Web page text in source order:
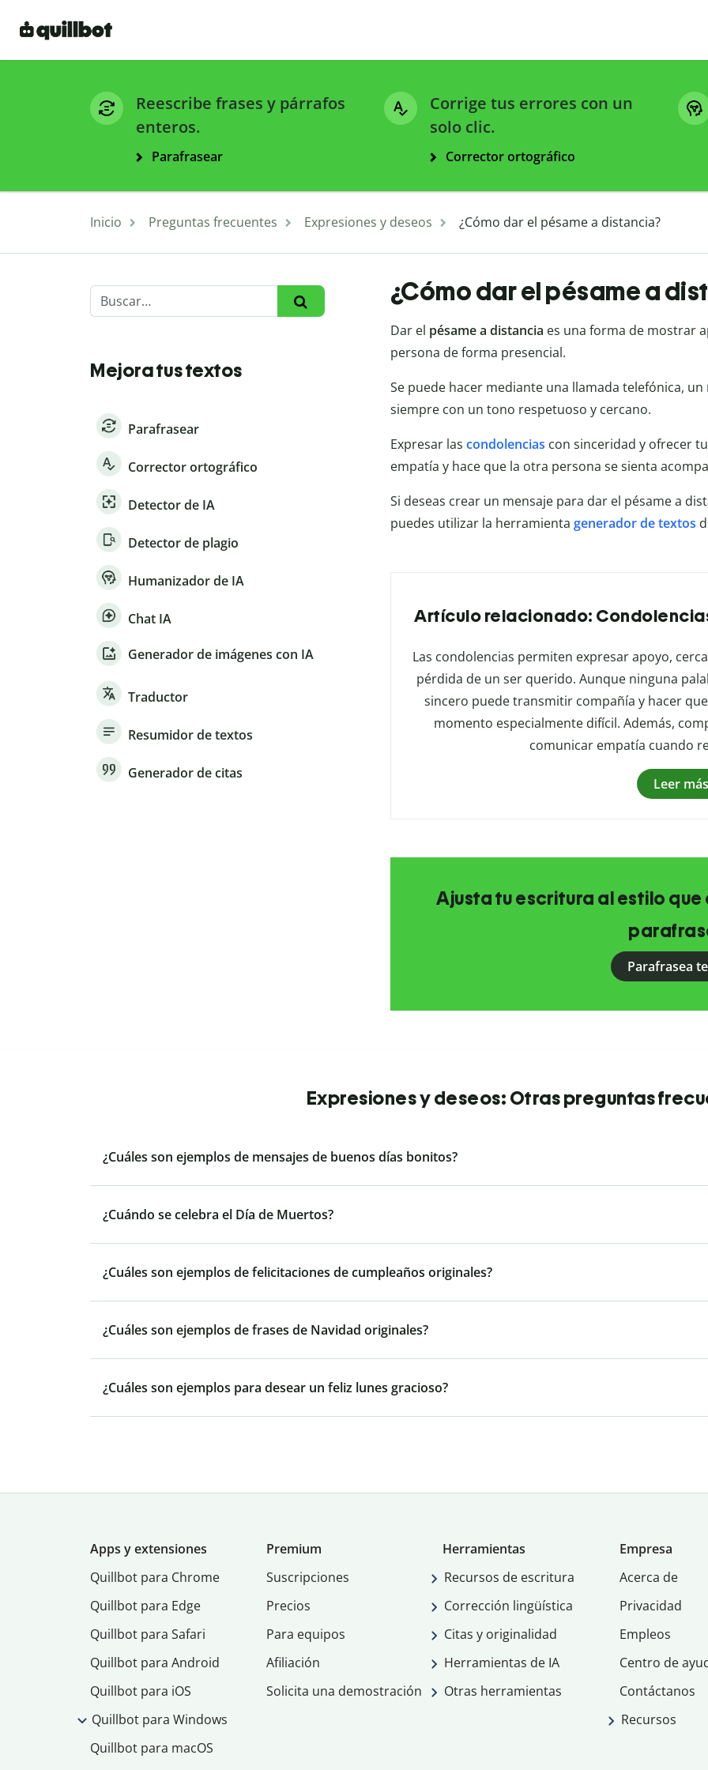
Reescribe frases y párrafos
enteros.
Parafrasear
Corrige tus errores con un
solo clic.
Corrector ortográfico
Inicio Preguntas frecuentes Expresiones y deseos ¿Cómo dar el pésame a distancia?
Mejora tus textos
Parafrasear
Corrector ortográfico
Detector de IA
Detector de plagio
Humanizador de IA
Chat IA
Generador de imágenes con IA
Traductor
Resumidor de textos
Generador de citas
¿Cómo dar el pésame a
Dar el pésame a distancia es una forma de mostrar
persona de forma presencial.
Se puede hacer mediante una llamada telefónica,
siempre con un tono respetuoso y cercano.
Expresar las condolencias con sinceridad y ofrecer
empatía y hace que la otra persona se sienta
Si deseas crear un mensaje para dar el pésame a
puedes utilizar la herramienta generador de textos
Artículo relacionado:
Las condolencias permiten expresar apoyo,
pérdida de un ser querido. Aunque ninguna
sincero puede transmitir compañía y hacer
momento especialmente difícil. Además,
comunicar empatía cuando
Leer más
Ajusta tu escritura al estilo
Parafrasea
Expresiones y deseos: Otras preguntas
¿Cuáles son ejemplos de mensajes de buenos días bonitos?
¿Cuándo se celebra el Día de Muertos?
¿Cuáles son ejemplos de felicitaciones de cumpleaños originales?
¿Cuáles son ejemplos de frases de Navidad originales?
¿Cuáles son ejemplos para desear un feliz lunes gracioso?
Apps y extensiones
Quillbot para Chrome
Quillbot para Edge
Quillbot para Safari
Quillbot para Android
Quillbot para iOS
Quillbot para Windows
Quillbot para macOS
Premium
Suscripciones
Precios
Para equipos
Afiliación
Solicita una demostración
Herramientas
Recursos de escritura
Corrección lingüística
Citas y originalidad
Herramientas de IA
Otras herramientas
Empresa
Acerca de
Privacidad
Empleos
Centro de
Contáctanos
Recursos